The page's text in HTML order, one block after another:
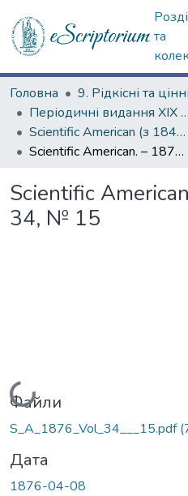
та
Головна
Періодичні видання ХІХ ст.
Scientific American (з 1845 р.)
Scientific American. – 1876. – Vol. 34, № 15
Scientific
34, № 15
Вантажиться...
Файли
S_A_1876_Vol_34___15.pdf
Дата
1876-04-08